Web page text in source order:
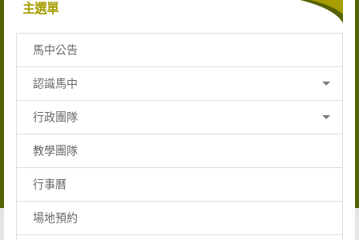
主選單
馬中公告
認識馬中
行政團隊
教學團隊
行事曆
場地預約